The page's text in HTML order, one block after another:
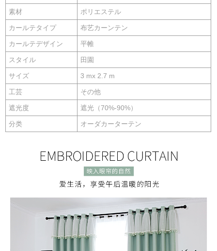
素材 ポリエステル
カールテタイプ 布艺カーンテン
カールテデザイン 平帷
スタイル 田園
サイズ 3 mx 2.7 m
工芸 その他
遮光度 遮光（70%-90%）
分类 オーダカーターテン